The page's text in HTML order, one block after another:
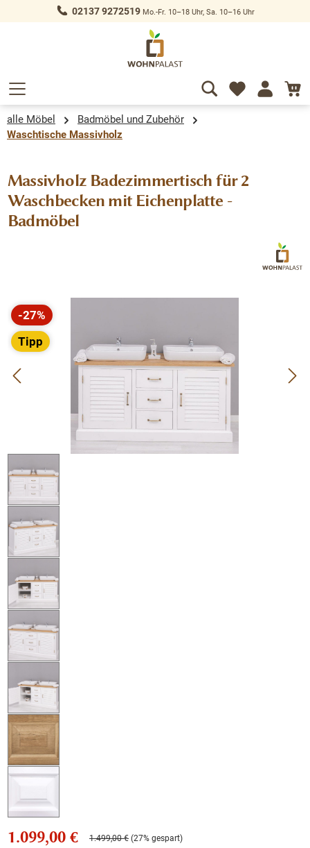
springen 02137 9272519Mo.-Fr. 10–18 Uhr, Sa. 10–16 Uhr
alle Möbel
Badmöbel und Zubehör
Waschtische Massivholz
Massivholz Badezimmertisch für 2
Waschbecken mit Eichenplatte -
Badmöbel
Bildergalerie überspringen
-27%
Rabatt
Tipp
1.099,00 € 1.499,00 € (27% gespart)